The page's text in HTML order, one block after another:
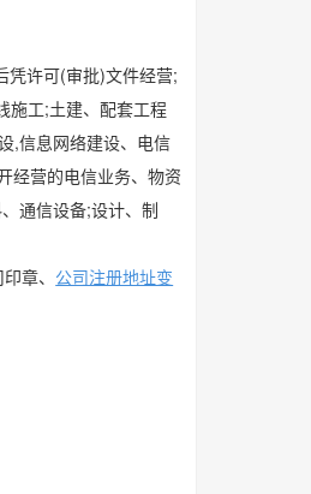
凭许可(审批)文件经营;
施工;土建、配套工程
,信息网络建设、电信
经营的电信业务、物资
通信设备;设计、制
章、 公司注册地址变